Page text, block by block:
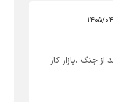
جنگ ،بازار کار